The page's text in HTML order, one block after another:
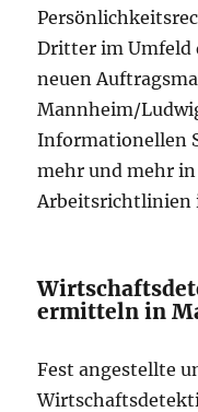
Dritter im Umfeld
neuen
Mannheim/
Informationellen
mehr und mehr
Arbeitsrichtlinien
ermitteln in
Fest angestellte